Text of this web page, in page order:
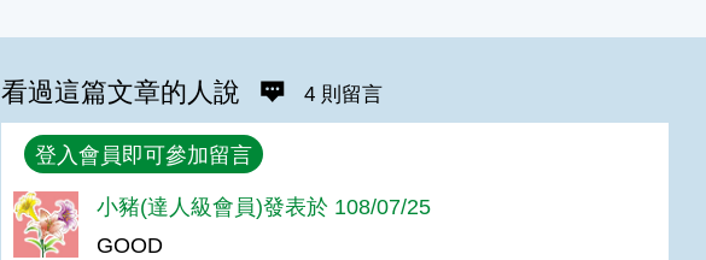
看過這篇文章的人說 4 則留言
回覆
登入會員即可參加留言
小豬(達人級會員)發表於 108/07/25
GOOD